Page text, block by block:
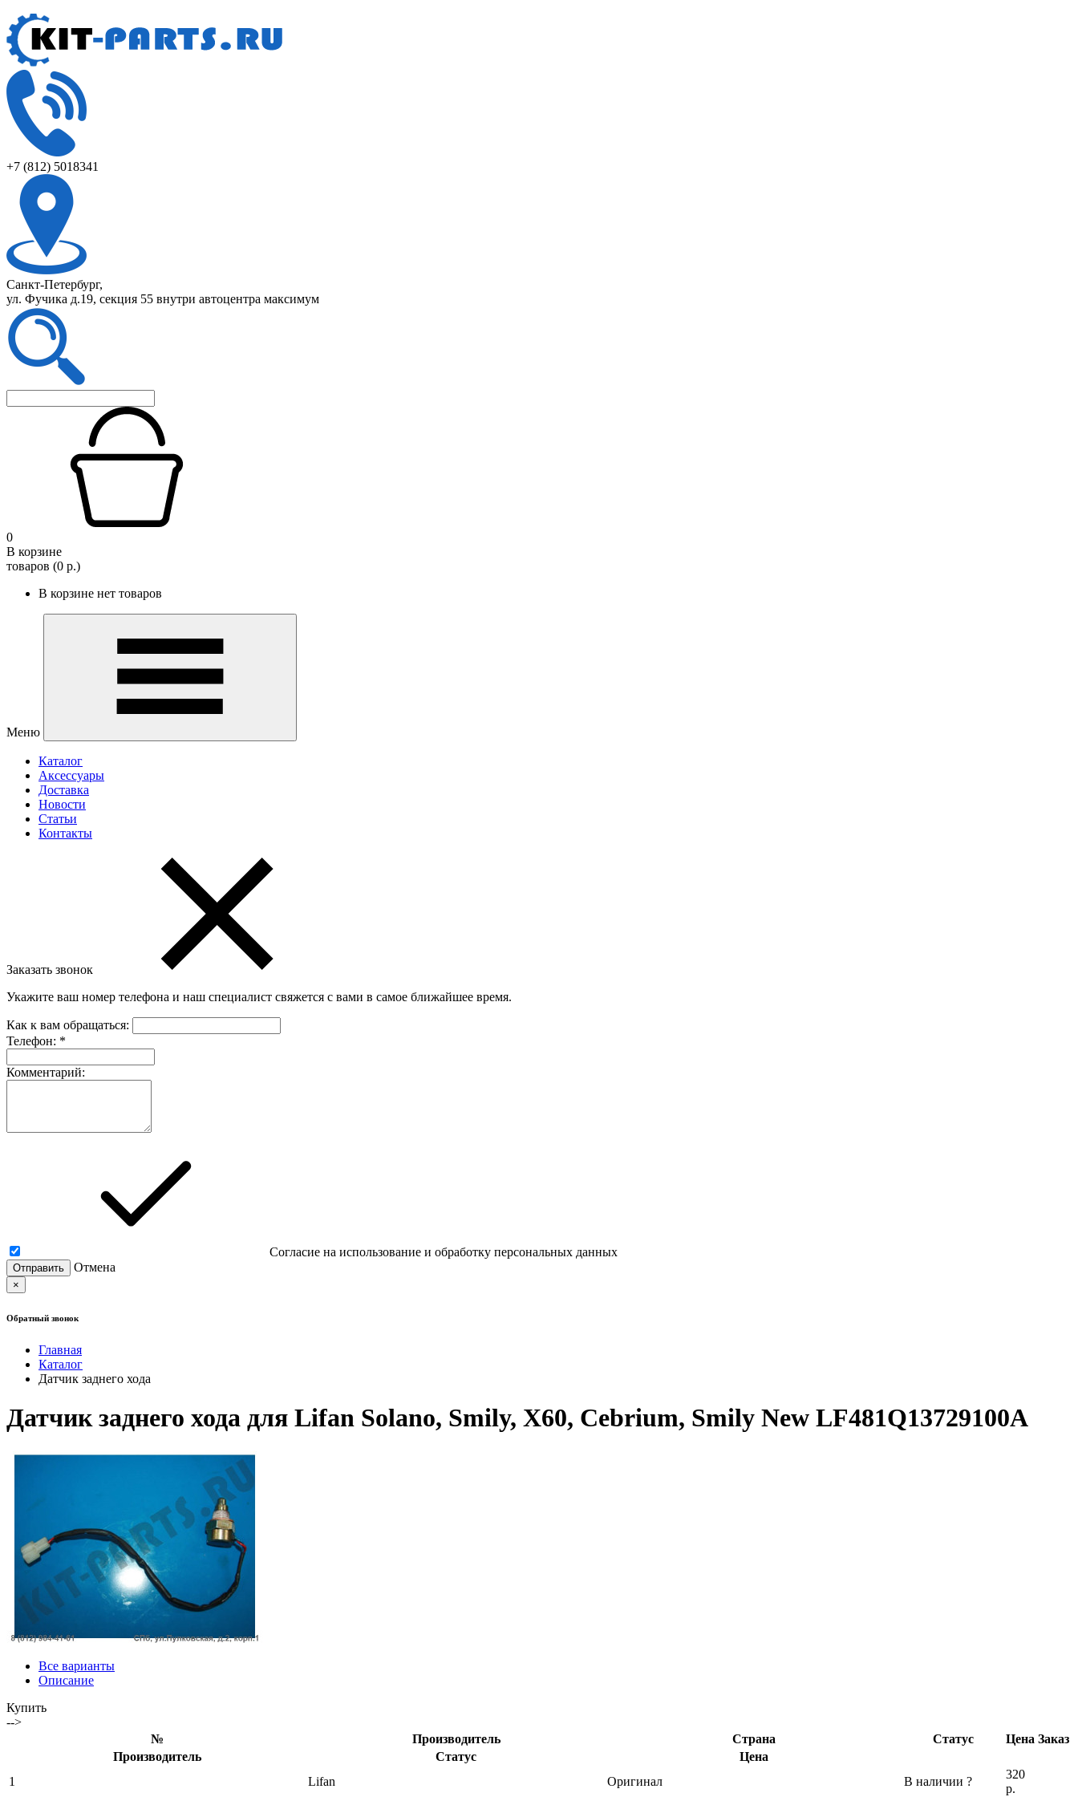
+7 (812) 5018341
Санкт-Петербург,
ул. Фучика д.19, секция 55 внутри автоцентра максимум
0
В корзине
товаров (0 р.)
В корзине нет товаров
Меню
Каталог
Аксессуары
Доставка
Новости
Статьи
Контакты
Заказать звонок
Укажите ваш номер телефона и наш специалист свяжется с вами в самое ближайшее время.
Как к вам обращаться:
Телефон: *
Комментарий:
Согласие на использование и обработку персональных данных
Отмена
×
Обратный звонок
Главная
Каталог
Датчик заднего хода
Датчик заднего хода для Lifan Solano, Smily, X60, Cebrium, Smily New LF481Q13729100A
Все варианты
Описание
Купить
-->
№
Производитель Страна Статус Цена Заказ
Производитель
Статус
Цена
1
Lifan Оригинал В наличии ?
320
р.